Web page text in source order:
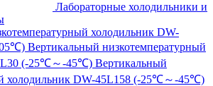
Лабораторные холодильники и
холодильник DW-
Вертикальный низкотемпературный
(-25℃～-45℃) Вертикальный
холодильник DW-45L158 (-25℃～-45℃)